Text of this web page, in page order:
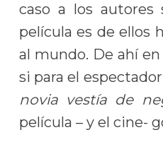
caso a los autores
película es de ellos
al mundo. De ahí
si para el
novia vestía de
película – y el cine-